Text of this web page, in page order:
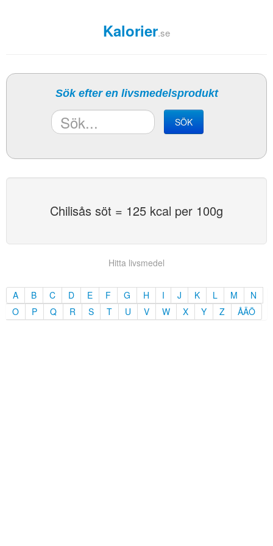
Kalorier.se
Sök efter en livsmedelsprodukt
SÖK
Chilisås söt = 125 kcal per 100g
Hitta livsmedel
A B C D E F G H I J K L M
N
O
P Q R S T U V W X Y Z ÅÄÖ